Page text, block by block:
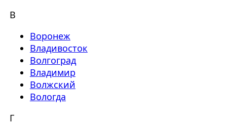
В
Воронеж
Владивосток
Волгоград
Владимир
Волжский
Вологда
Г